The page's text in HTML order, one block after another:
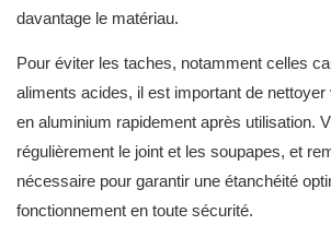
davantage le matériau.
Pour éviter les taches, notamment celles
aliments acides, il est important de
en aluminium rapidement après utilisation.
régulièrement le joint et les soupapes, et
nécessaire pour garantir une étanchéité
fonctionnement en toute sécurité.